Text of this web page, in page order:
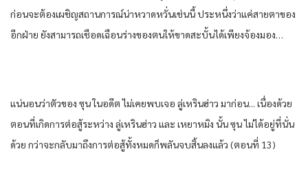
ก่อน​จะต้อง​เผชิญ​สถานการณ์​น่า​หวาดหวั่น​เช่นนี้​ ประหนึ่งว่า​แค่​สายตา​ของ​
อีก​ฝ่าย​ ยัง​สามารถ​เชือดเฉือน​ร่าง​ของ​ตน​ให้​ขาดสะบั้น​ได้​เพียง​จ้องมอง​…
แน่นอน​ว่า​ตัว​ของ​ ซุน​ ใน​อดีต​ ไม่เคย​พบ​เจอ​ ลู่​เห​ริน​ฮ่าว​ มาก่อ​น.​.. เนื่องด้วย​
ตอน​ที่เกิด​การต่อสู้​ระหว่าง​ ลู่​เห​ริน​ฮ่าว​ และ​ เหยา​หมิง​ นั้น​ ซุน​ ไม่ได้​อยู่​ที่นั่น​
ด้วย​ กว่า​จะกลับ​มาถึงการต่อสู้​ทั้งหมด​ก็​พลัน​จบสิ้น​ลง​แล้ว​ (ตอนที่​ 13)